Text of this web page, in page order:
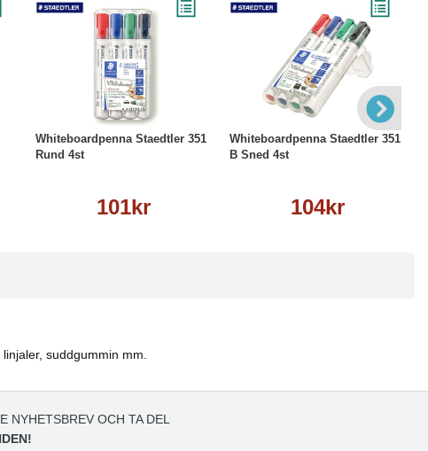
Whiteboardpenna Staedtler 351
Rund 4st
101kr
Whiteboardpenna Staedtler 351
B Sned 4st
104kr
Köp Läs mer
suddgummin mm.
NYHETSBREV OCH TA DEL